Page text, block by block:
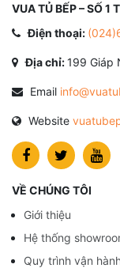
VUA TỦ BẾP – SỐ 1
Điện thoại:
Địa chỉ:199 Giáp
Email
Website
VỀ CHÚNG TÔI
Giới thiệu
Hệ thống
Quy trình vận